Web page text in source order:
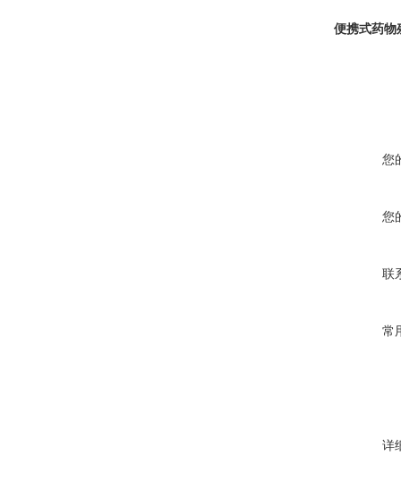
便携式药物
您
您
联
常
详